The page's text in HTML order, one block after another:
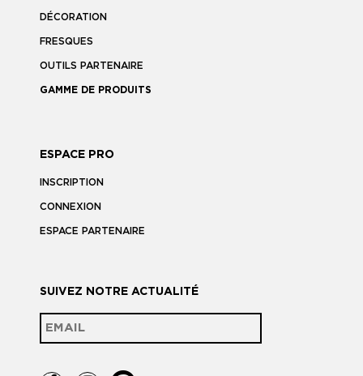
DÉCORATION
FRESQUES
OUTILS PARTENAIRE
GAMME DE PRODUITS
ESPACE PRO
INSCRIPTION
CONNEXION
ESPACE PARTENAIRE
SUIVEZ NOTRE ACTUALITÉ